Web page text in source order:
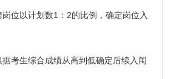
位以计划数1：2的比例，确定岗位入
考生综合成绩从高到低确定后续入闱